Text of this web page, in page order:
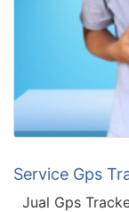
Service Gps
Jual Gps